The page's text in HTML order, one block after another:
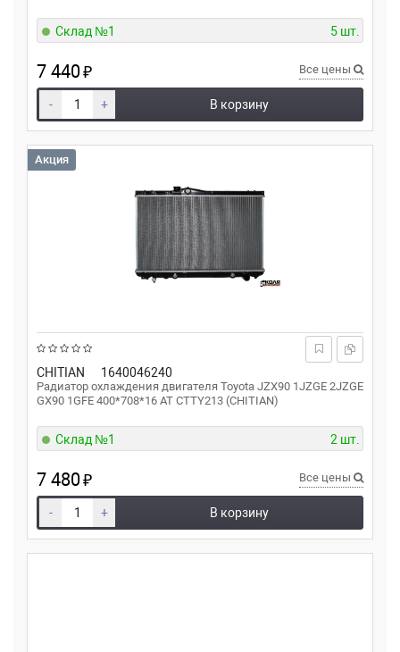
Склад №1 5 шт.
7 440₽ Все цены
- + В корзину
CHITIAN 1640046240
Радиатор охлаждения двигателя Toyota JZX90 1JZGE 2JZGE
GX90 1GFE 400*708*16 AT CTTY213 (CHITIAN)
Акция
Склад №1 2 шт.
7 480₽ Все цены
- + В корзину